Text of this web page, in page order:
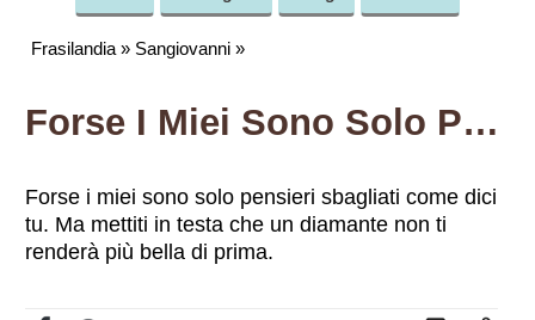
Frasilandia » Sangiovanni »
Forse I Miei Sono Solo Pensieri Sbagliati Come Dici Tu. Ma Mettiti In Testa Che Un Diamante Non Ti Renderà Più Bella Di Prima.
Forse i miei sono solo pensieri sbagliati come dici
tu. Ma mettiti in testa che un diamante non ti
renderà più bella di prima.